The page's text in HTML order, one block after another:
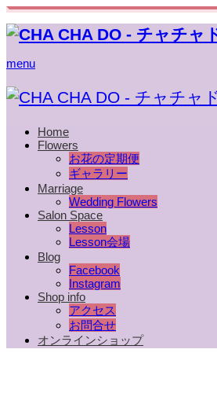
menu
Home
Flowers
お花の定期便
ギャラリー
Marriage
Wedding Flowers
Salon Space
Lesson
Lesson会場
Blog
Facebook
Instagram
Shop info
アクセス
お問合せ
オンラインショップ